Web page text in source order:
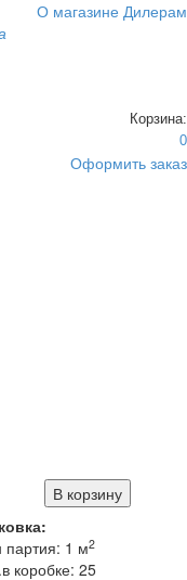
О магазине Дилерам
Корзина:
0
Оформить заказ
1 м2
коробке: 25